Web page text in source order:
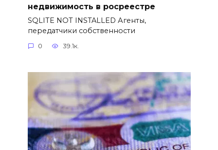
недвижимость в росреестре
SQLITE NOT INSTALLED Агенты,
передатчики собственности
0 39.1к.